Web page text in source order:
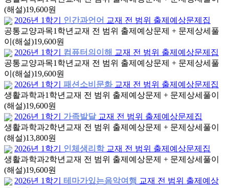
(해설)19,600원
2026년 1학기
인간과언어 교재 전 범위 출제예상문제집
공통교양과목1학년 교재 전 범위 출제예상문제 + 문제상세풀
이(해설)19,600원
2026년 1학기
컴퓨터의이해 교재 전 범위 출제예상문제집
공통교양과목1학년 교재 전 범위 출제예상문제 + 문제상세풀
이(해설)19,600원
2026년 1학기
패션소비문화 교재 전 범위 출제예상문제집
생활과학과1학년 교재 전 범위 출제예상문제 + 문제상세풀이
(해설)19,600원
2026년 1학기
가족발달 교재 전 범위 출제예상문제집
생활과학과2학년 교재 전 범위 출제예상문제 + 문제상세풀이
(해설)13,800원
2026년 1학기
인체생리학 교재 전 범위 출제예상문제집
생활과학과2학년 교재 전 범위 출제예상문제 + 문제상세풀이
(해설)19,600원
2026년 1학기
테마가있는음악여행 교재 전 범위 출제예상